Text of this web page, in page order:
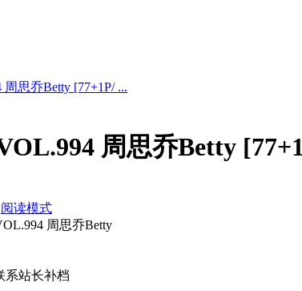
思乔Betty [77+1P/ ...
周思乔Betty
阅读模式
周思乔Betty
系站长补档